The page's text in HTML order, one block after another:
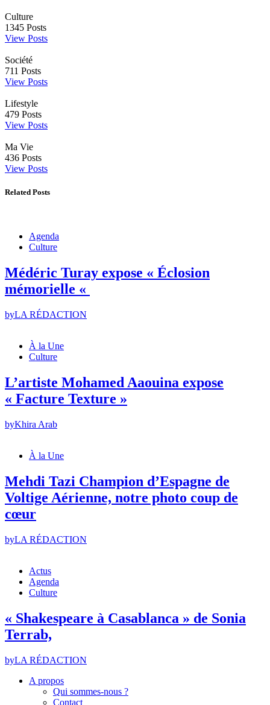
Culture
1345 Posts
View Posts
Société
711 Posts
View Posts
Lifestyle
479 Posts
View Posts
Ma Vie
436 Posts
View Posts
Related Posts
Agenda
Culture
Médéric Turay expose « Éclosion
mémorielle «
byLA RÉDACTION
À la Une
Culture
L’artiste Mohamed Aaouina expose
« Facture Texture »
byKhira Arab
À la Une
Mehdi Tazi Champion d’Espagne de
Voltige Aérienne, notre photo coup de
cœur
byLA RÉDACTION
Actus
Agenda
Culture
« Shakespeare à Casablanca » de Sonia
Terrab,
byLA RÉDACTION
A propos
Qui sommes-nous ?
Contact